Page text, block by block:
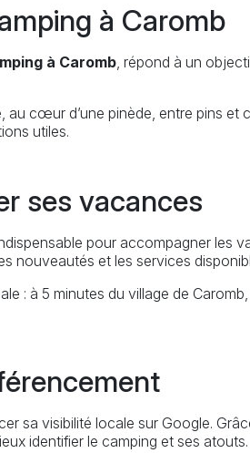
à Caromb
à Caromb, répond à un
cœur d’une pinède, entre pins et
utiles.
ses vacances
pour accompagner les
nouveautés et les services
: à 5 minutes du village de
sa visibilité locale sur Google.
identifier le camping et ses atouts.